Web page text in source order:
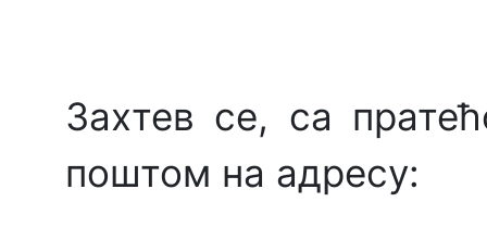
Захтев се, са
поштом на адресу: